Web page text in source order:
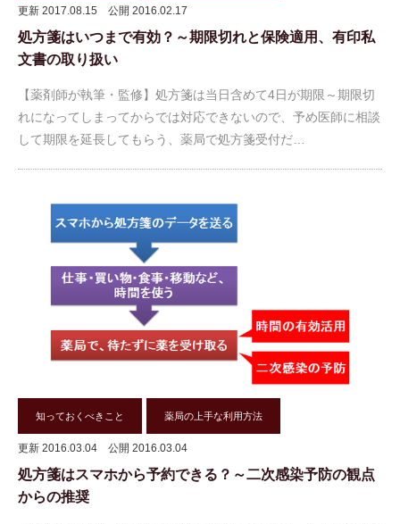
更新 2017.08.15 公開 2016.02.17
処方箋はいつまで有効？～期限切れと保険適用、有印私
文書の取り扱い
【薬剤師が執筆・監修】処方箋は当日含めて4日が期限～期限切
れになってしまってからでは対応できないので、予め医師に相談
して期限を延長してもらう、薬局で処方箋受付だ…
知っておくべきこと 薬局の上手な利用方法
更新 2016.03.04 公開 2016.03.04
処方箋はスマホから予約できる？～二次感染予防の観点
からの推奨